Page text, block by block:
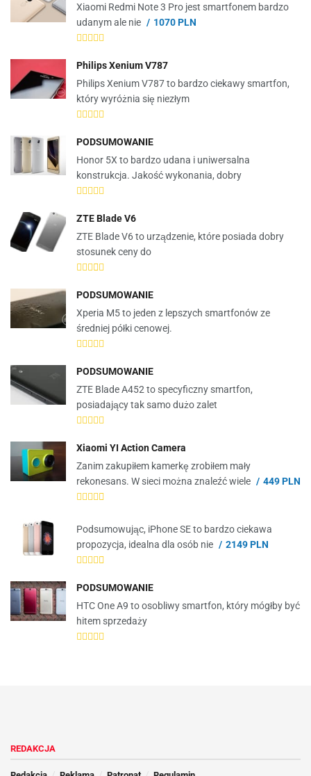
Xiaomi Redmi Note 3 Pro jest smartfonem bardzo
udanym ale nie
1070 PLN
Philips Xenium V787
Philips Xenium V787 to bardzo ciekawy smartfon,
który wyróżnia się niezłym
PODSUMOWANIE
Honor 5X to bardzo udana i uniwersalna
konstrukcja. Jakość wykonania, dobry
ZTE Blade V6
ZTE Blade V6 to urządzenie, które posiada dobry
stosunek ceny do
PODSUMOWANIE
Xperia M5 to jeden z lepszych smartfonów ze
średniej półki cenowej.
PODSUMOWANIE
ZTE Blade A452 to specyficzny smartfon,
posiadający tak samo dużo zalet
Xiaomi YI Action Camera
Zanim zakupiłem kamerkę zrobiłem mały
rekonesans. W sieci można znaleźć wiele
449 PLN
Podsumowując, iPhone SE to bardzo ciekawa
propozycja, idealna dla osób nie
2149 PLN
PODSUMOWANIE
HTC One A9 to osobliwy smartfon, który mógłby być
hitem sprzedaży
REDAKCJA